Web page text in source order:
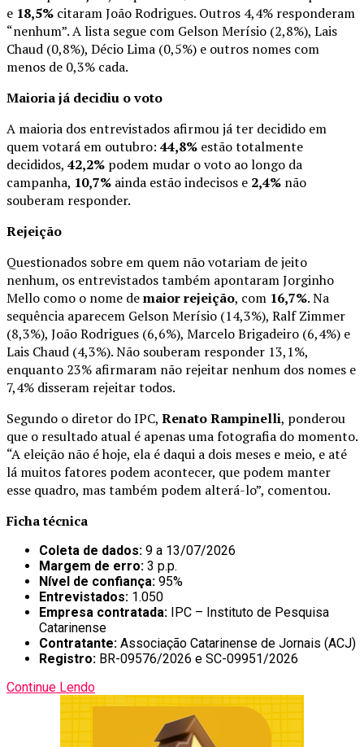
e 18,5% citaram João Rodrigues. Outros 4,4% responderam
“nenhum”. A lista segue com Gelson Merísio (2,8%), Lais
Chaud (0,8%), Décio Lima (0,5%) e outros nomes com
menos de 0,3% cada.
Maioria já decidiu o voto
A maioria dos entrevistados afirmou já ter decidido em
quem votará em outubro: 44,8% estão totalmente
decididos, 42,2% podem mudar o voto ao longo da
campanha, 10,7% ainda estão indecisos e 2,4% não
souberam responder.
Rejeição
Questionados sobre em quem não votariam de jeito
nenhum, os entrevistados também apontaram Jorginho
Mello como o nome demaior rejeição, com 16,7%. Na
sequência aparecem Gelson Merísio (14,3%), Ralf Zimmer
(8,3%), João Rodrigues (6,6%), Marcelo Brigadeiro (6,4%) e
Lais Chaud (4,3%). Não souberam responder 13,1%,
enquanto 23% afirmaram não rejeitar nenhum dos nomes e
7,4% disseram rejeitar todos.
Segundo o diretor do IPC, Renato Rampinelli, ponderou
que o resultado atual é apenas uma fotografia do momento.
“A eleição não é hoje, ela é daqui a dois meses e meio, e até
lá muitos fatores podem acontecer, que podem manter
esse quadro, mas também podem alterá-lo”, comentou.
Ficha técnica
Coleta de dados: 9 a 13/07/2026
Margem de erro: 3 p.p.
Nível de confiança: 95%
Entrevistados: 1.050
Empresa contratada: IPC – Instituto de Pesquisa
Catarinense
Contratante: Associação Catarinense de Jornais (ACJ)
Registro: BR-09576/2026 e SC-09951/2026
Continue Lendo